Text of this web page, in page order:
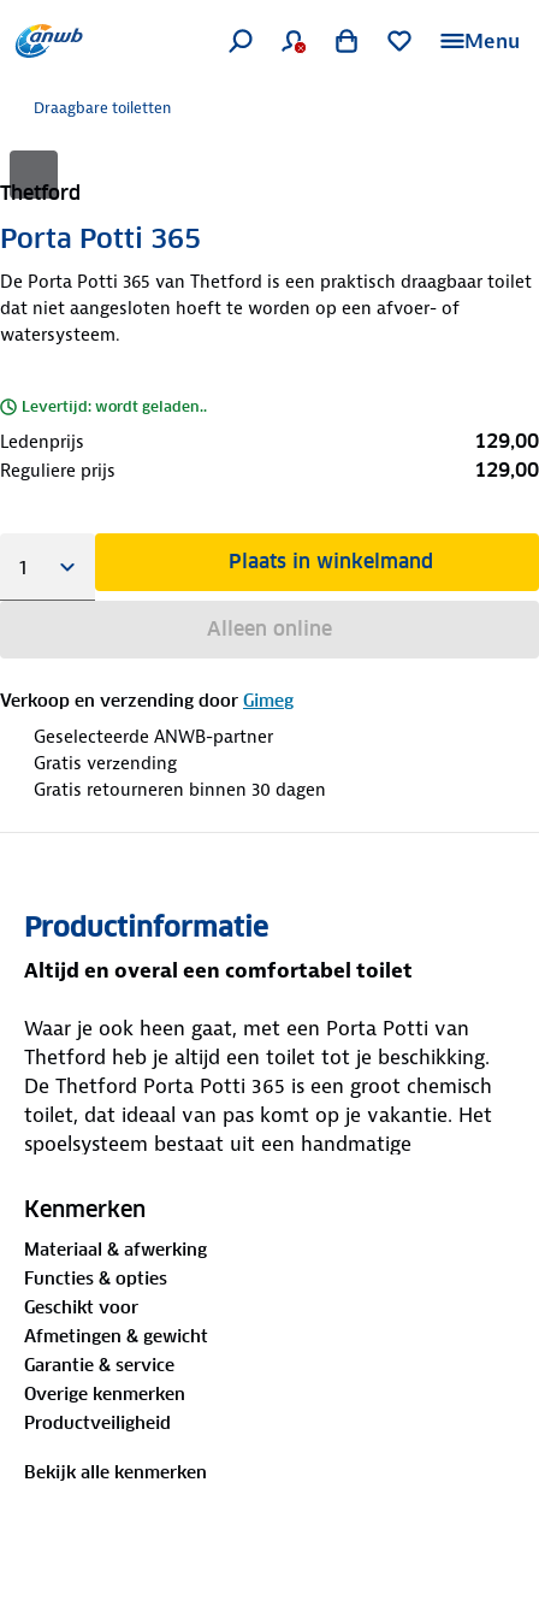
Menu
Draagbare toiletten
Thetford
Porta Potti 365
De Porta Potti 365 van Thetford is een praktisch draagbaar toilet
dat niet aangesloten hoeft te worden op een afvoer- of
watersysteem.
Levertijd: wordt geladen..
Ledenprijs 129,00
Reguliere prijs 129,00
Plaats in winkelmand
Alleen online
Verkoop en verzending door Gimeg
Geselecteerde ANWB-partner
Gratis verzending
Gratis retourneren binnen 30 dagen
Productinformatie
Altijd en overal een comfortabel toilet
Waar je ook heen gaat, met een Porta Potti van
Thetford heb je altijd een toilet tot je beschikking.
De Thetford Porta Potti 365 is een groot chemisch
toilet, dat ideaal van pas komt op je vakantie. Het
spoelsysteem bestaat uit een handmatige
garandeert een krachtige spoeling. Dankzij het
toilet overweg! Het toilet bestaat uit twee delen:
het onderste gedeelte is een lichtgewicht afvaltank
en het bovenste gedeelte bestaat uit de
spoelwatertank en de toiletpot. De toiletbril en het
deksel kun je eenvoudig afnemen. De Porta Potti is
gemaakt van lichtgewicht kunststof van hoge
kwaliteit, waardoor jouw chemisch toilet lang
meegaat.
Kenmerken
Materiaal & afwerking
Functies & opties
Geschikt voor
Afmetingen & gewicht
Garantie & service
Overige kenmerken
Productveiligheid
Bekijk alle kenmerken